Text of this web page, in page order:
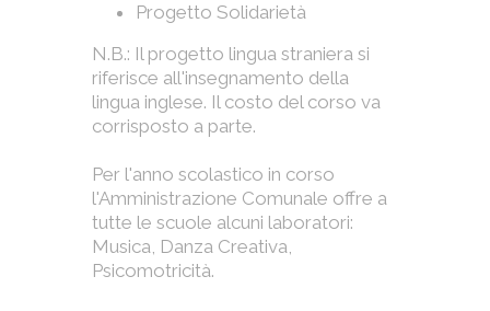
Progetto Solidarietà
N.B.: Il progetto lingua straniera si
riferisce all'insegnamento della
lingua inglese. Il costo del corso va
corrisposto a parte.
Per l'anno scolastico in corso
l'Amministrazione Comunale offre a
tutte le scuole alcuni laboratori:
Musica, Danza Creativa,
Psicomotricità.